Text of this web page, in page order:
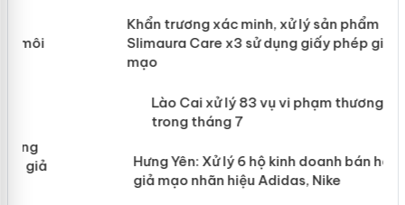
Khẩn trương xác minh, xử lý sản phẩm
Slimaura Care x3 sử dụng giấy phép
giả mạo
mại trong tháng 7